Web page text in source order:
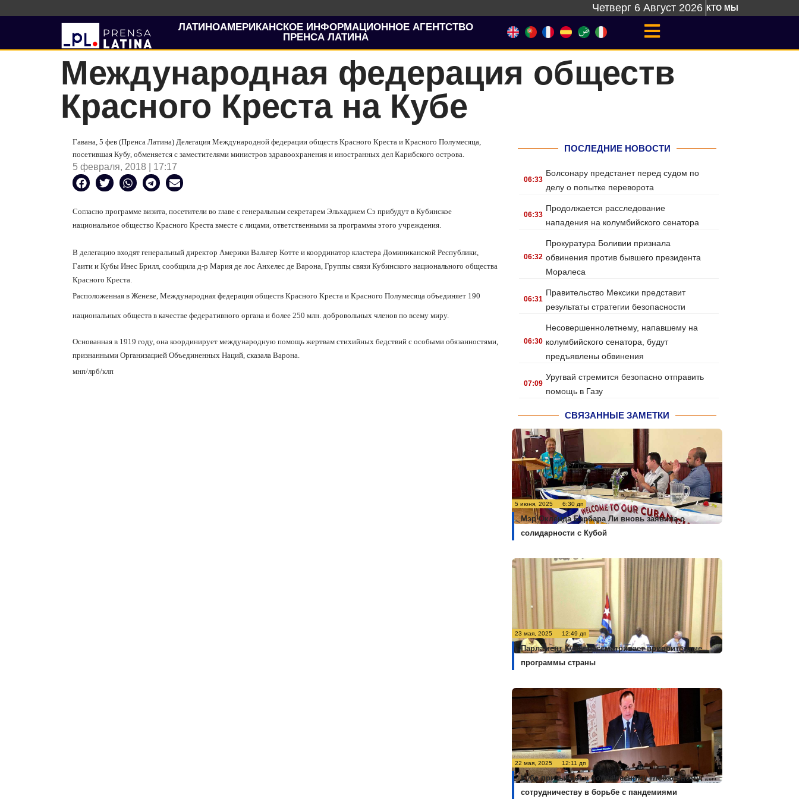
Четверг 6 Август 2026 КТО МЫ
ЛАТИНОАМЕРИКАНСКОЕ ИНФОРМАЦИОННОЕ АГЕНТСТВО
ПРЕНСА ЛАТИНА
Международная федерация обществ
Красного Креста на Кубе
Гавана, 5 фев (Пренса Латина) Делегация Международной федерации обществ Красного Креста и Красного Полумесяца,
посетившая Кубу, обменяется с заместителями министров здравоохранения и иностранных дел Карибского острова.
5 февраля, 2018 | 17:17
Согласно программе визита, посетители во главе с генеральным секретарем Эльхаджем Сэ прибудут в Кубинское
национальное общество Красного Креста вместе с лицами, ответственными за программы этого учреждения.
В делегацию входят генеральный директор Америки Вальтер Котте и координатор кластера Доминиканской Республики,
Гаити и Кубы Инес Брилл, сообщила д-р Мария де лос Анхелес де Варона, Группы связи Кубинского национального общества
Красного Креста.
Расположенная в Женеве, Международная федерация обществ Красного Креста и Красного Полумесяца объединяет 190
национальных обществ в качестве федеративного органа и более 250 млн. добровольных членов по всему миру.
Основанная в 1919 году, она координирует международную помощь жертвам стихийных бедствий с особыми обязанностями,
признанными Организацией Объединенных Наций, сказала Варона.
мнп/лрб/клп
ПОСЛЕДНИЕ НОВОСТИ
.06:33
Болсонару предстанет перед судом по
делу о попытке переворота
.06:33
Продолжается расследование
нападения на колумбийского сенатора
.06:32
Прокуратура Боливии признала
обвинения против бывшего президента
Моралеса
.06:31
Правительство Мексики представит
результаты стратегии безопасности
.06:30
Несовершеннолетнему, напавшему на
колумбийского сенатора, будут
предъявлены обвинения
.07:09
Уругвай стремится безопасно отправить
помощь в Газу
СВЯЗАННЫЕ ЗАМЕТКИ
5 июня, 2025 6:30 дп
Мэр Окленда Барбара Ли вновь заявила о
солидарности с Кубой
23 мая, 2025 12:49 дп
Парламент Кубы рассматривает приоритетные
программы страны
22 мая, 2025 12:11 дп
Куба призывает к более тесному глобальному
сотрудничеству в борьбе с пандемиями